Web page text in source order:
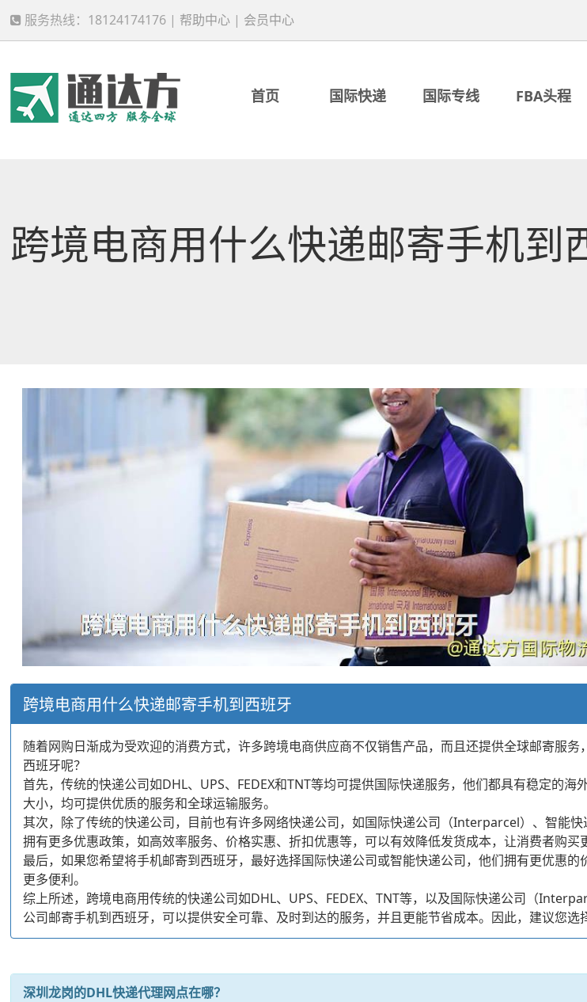
服务热线：18124174176 | 帮助中心 | 会员中心
首页 国际快递 国际专线 FBA头程
跨境电商用什么快递邮寄手机到
跨境电商用什么快递邮寄手机到西班牙
随着网购日渐成为受欢迎的消费方式，许多跨境电商供应商不仅销售产品，而且还提供全球邮寄服
西班牙呢？
首先，传统的快递公司如DHL、UPS、FEDEX和TNT等均可提供国际快递服务，他们都具有稳定的
大小，均可提供优质的服务和全球运输服务。
其次，除了传统的快递公司，目前也有许多网络快递公司，如国际快递公司（Interparcel）、智能
拥有更多优惠政策，如高效率服务、价格实惠、折扣优惠等，可以有效降低发货成本，让消费者购买
最后，如果您希望将手机邮寄到西班牙，最好选择国际快递公司或智能快递公司，他们拥有更优惠
更多便利。
综上所述，跨境电商用传统的快递公司如DHL、UPS、FEDEX、TNT等，以及国际快递公司（
公司邮寄手机到西班牙，可以提供安全可靠、及时到达的服务，并且更能节省成本。因此，建议您选
深圳龙岗的DHL快递代理网点在哪？